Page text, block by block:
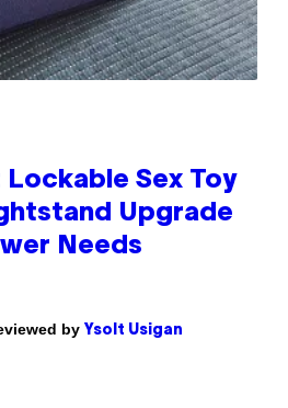
Sex Toy
Upgrade
Needs
by Ysolt Usigan